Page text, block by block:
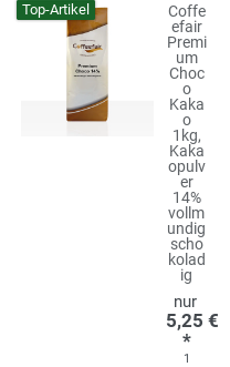
Top-Artikel
Coffe
efair
Premi
um
Choc
o
Kaka
o
1kg,
Kaka
opulv
er
14%
vollm
undig
scho
kolad
ig
5,25 €
*
1